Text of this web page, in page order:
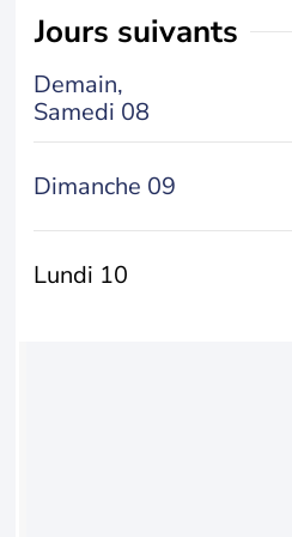
jours suivants
Demain,
Samedi 08
Dimanche 09
Lundi 10